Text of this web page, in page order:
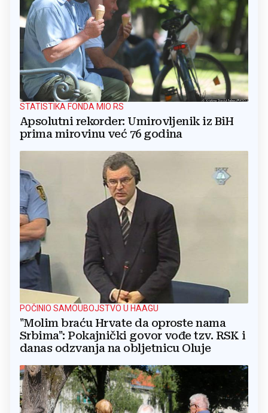
STATISTIKA FONDA MIO RS
Apsolutni rekorder: Umirovljenik iz BiH
prima mirovinu već 76 godina
POČINIO SAMOUBOJSTVO U HAAGU
"Molim braću Hrvate da oproste nama
Srbima": Pokajnički govor vođe tzv. RSK i
danas odzvanja na obljetnicu Oluje